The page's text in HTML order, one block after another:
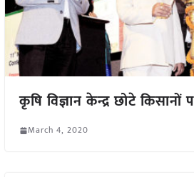
कृषि विज्ञान केन्द्र छोटे किसानों
March 4, 2020